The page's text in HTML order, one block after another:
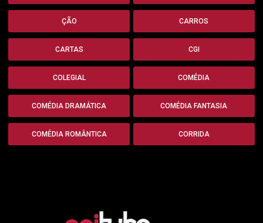
ÇÃO CARROS
CARTAS CGI
COLEGIAL COMÉDIA
COMÉDIA DRAMÁTICA COMÉDIA FANTASIA
COMÉDIA ROMÂNTICA CORRIDA